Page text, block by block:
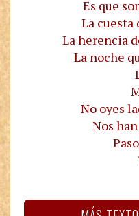
Es que
La cuesta
La herencia
La noche
No oyes
Nos